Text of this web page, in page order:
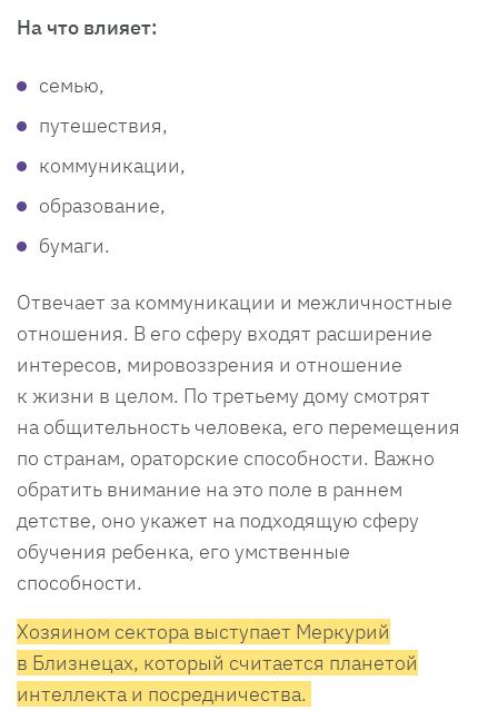
На что влияет:
семью,
путешествия,
коммуникации,
образование,
бумаги.
Отвечает за коммуникации и межличностные
отношения. В его сферу входят расширение
интересов, мировоззрения и отношение
к жизни в целом. По третьему дому смотрят
на общительность человека, его перемещения
по странам, ораторские способности. Важно
обратить внимание на это поле в раннем
детстве, оно укажет на подходящую сферу
обучения ребенка, его умственные
способности.
Хозяином сектора выступает Меркурий
в Близнецах, который считается планетой
интеллекта и посредничества.